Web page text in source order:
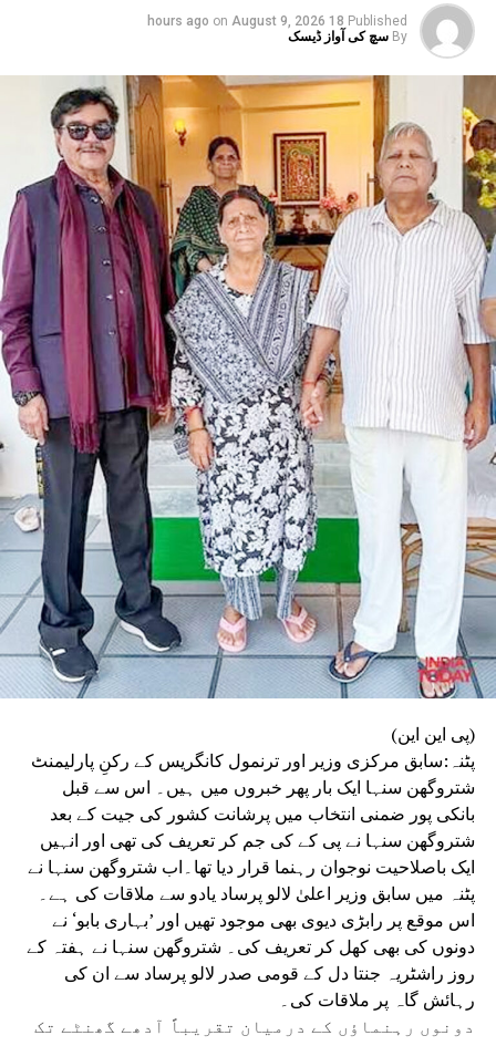
Published
18 hours ago
on August 9, 2026
By سچ کی آواز ڈیسک
(پی این این)
پٹنہ:سابق مرکزی وزیر اور ترنمول کانگریس کے رکنِ پارلیمنٹ
شتروگھن سنہا ایک بار پھر خبروں میں ہیں۔ اس سے قبل
بانکی پور ضمنی انتخاب میں پرشانت کشور کی جیت کے بعد
شتروگھن سنہا نے پی کے کی جم کر تعریف کی تھی اور انہیں
ایک باصلاحیت نوجوان رہنما قرار دیا تھا۔اب شتروگھن سنہا نے
پٹنہ میں سابق وزیر اعلیٰ لالو پرساد یادو سے ملاقات کی ہے۔
اس موقع پر رابڑی دیوی بھی موجود تھیں اور ’بہاری بابو‘ نے
دونوں کی بھی کھل کر تعریف کی۔ شتروگھن سنہا نے ہفتہ کے
روز راشٹریہ جنتا دل کے قومی صدر لالو پرساد سے ان کی
رہائش گاہ پر ملاقات کی۔
دونوں رہنماؤں کے درمیان تقریباً آدھے گھنٹے تک